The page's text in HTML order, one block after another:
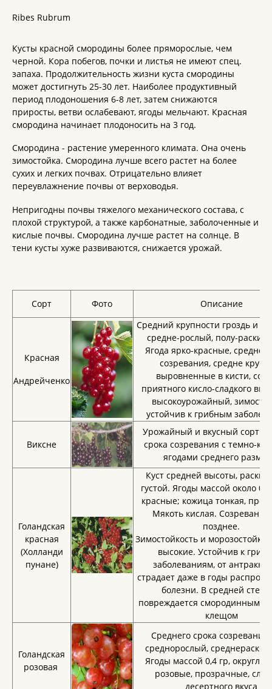
Ribes Rubrum
Кусты красной смородины более пряморослые, чем
черной. Кора побегов, почки и листья не имеют спец.
запаха. Продолжительность жизни куста смородины
может достигнуть 25-30 лет. Наиболее продуктивный
период плодоношения 6-8 лет, затем снижаются
приросты, ветви ослабевают, ягоды мельчают. Красная
смородина начинает плодоносить на 3 год.
Смородина - растение умеренного климата. Она очень
зимостойка. Смородина лучше всего растет на более
сухих и легких почвах. Отрицательно влияет
переувлажнение почвы от верховодья.
Непригодны почвы тяжелого механического состава, с
плохой структурой, а также карбонатные, заболоченные и
кислые почвы. Смородина лучше растет на солнце. В
тени кусты хуже развиваются, снижается урожай.
Сорт Фото Описание
Красная
Андрейченко
Средний крупности гроздь и
средне-рослый, полу-
Ягода ярко-красные,
созревания, средне
выровненные в кисти,
приятного кисло-сладкого
высокоурожайный,
устойчив к грибным
Виксне
Урожайный и вкусный сорт
срока созревания с темно-
ягодами среднего
Голандская
красная
(Холланди
пунане)
Куст средней высоты,
густой. Ягоды массой около 0,5
красные; кожица тонкая,
Мякоть кислая. Созревание
позднее.
Зимостойкость и
высокие. Устойчив к
заболеваниям, от
страдает даже в годы
болезни. В средней
повреждается смородинным
клещом
Голандская
розовая
Среднего срока созревания.
среднорослый,
Ягоды массой 0,4 гр,
розовые, прозрачные,
десертного вкуса